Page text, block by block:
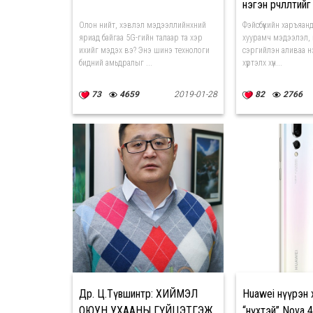
Олон нийт, хэвлэл мэдээллийнхний
яриад байгаа 5G-гийн талаар та хэр
ихийг мэдэх вэ? Энэ шинэ технологи
бидний амьдралыг ...
73 4659 2019-01-28
нэгэн
Фэйсбүүкийн
хуурамч мэдээлэл,
сэргийлэн аливаа
хүртэлх хүн...
82 2766
Др. Ц.Түвшинтөр: ХИЙМЭЛ
Huawei нүүрэн